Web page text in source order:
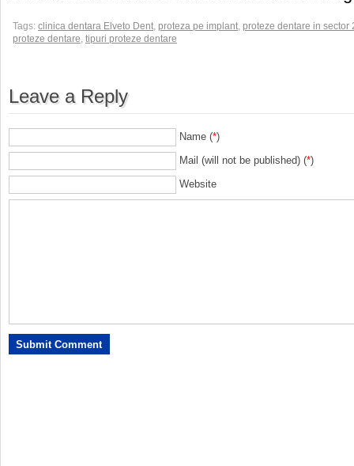
Tags: clinica dentara Elveto Dent, proteza pe implant, proteze dentare in sector
proteze dentare, tipuri proteze dentare
Leave a Reply
Name (*)
Mail (will not be published) (*)
Website